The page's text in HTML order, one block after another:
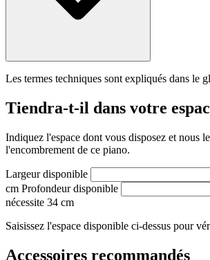
Les termes techniques sont expliqués dans le
Tiendra-t-il dans votre
Indiquez l'espace dont vous disposez et nous
l'encombrement de ce piano.
Largeur disponible
cm Profondeur disponible
nécessite 34 cm
Saisissez l'espace disponible ci-dessus pour
Accessoires recommandés